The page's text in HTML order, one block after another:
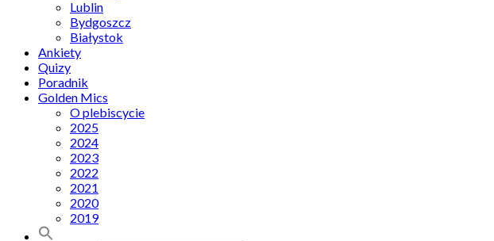
Lublin
Bydgoszcz
Białystok
Ankiety
Quizy
Poradnik
Golden Mics
O plebiscycie
2025
2024
2023
2022
2021
2020
2019